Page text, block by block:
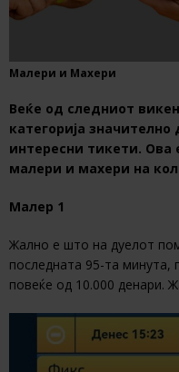
Малери и Махери
Веќе од следниот
категорија значително
интересни тикети. Ова
малери и махери на
Малер 1
Жално е што на дуелот
последната 95-та минута,
повеќе од 10.000 денари.